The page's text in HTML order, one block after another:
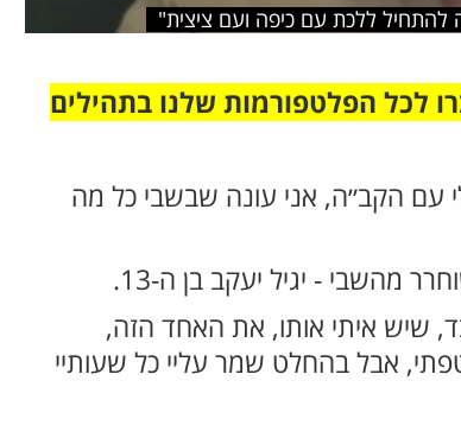
ללכת עם כיפה ועם ציצית"
לכל הפלטפורמות שלנו בתהילים
עם הקב״ה, אני עונה שבשבי כל מה
מהשבי - יגיל יעקב בן ה-13.
שיש איתי אותו, את האחד הזה,
אבל בהחלט שמר עליי כל שעותיי